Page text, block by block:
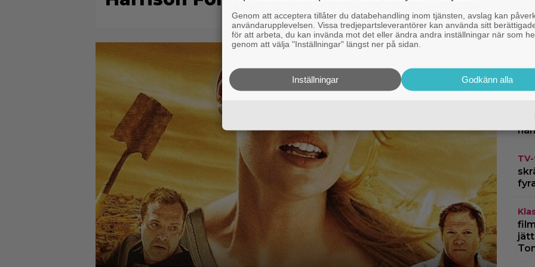
Genom att acceptera tillåter du databehandling inom tjänsten, avslag kan
användarupplevelsen. Vissa tredjepartsleverantörer kan använda sitt
för att arbeta, du kan invända mot det eller ändra andra inställningar när som
genom att välja "Inställningar" längst ner på sidan.
Godkänn alla
Inställningar